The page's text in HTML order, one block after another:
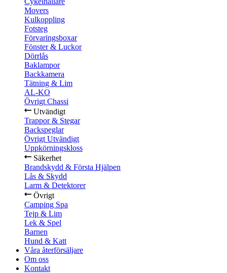
Movers
Kulkoppling
Fotsteg
Förvaringsboxar
Fönster & Luckor
Dörrlås
Baklampor
Backkamera
Tätning & Lim
AL-KO
Övrigt Chassi
Utvändigt
Trappor & Stegar
Backspeglar
Övrigt Utvändigt
Uppkörningskloss
Säkerhet
Brandskydd & Första Hjälpen
Lås & Skydd
Larm & Detektorer
Övrigt
Camping Spa
Tejp & Lim
Lek & Spel
Barnen
Hund & Katt
Våra återförsäljare
Om oss
Kontakt